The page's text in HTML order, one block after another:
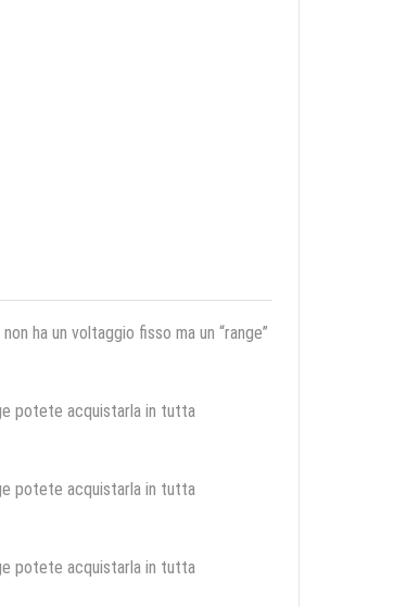
ha un voltaggio fisso ma un “range”
potete acquistarla in tutta
potete acquistarla in tutta
potete acquistarla in tutta